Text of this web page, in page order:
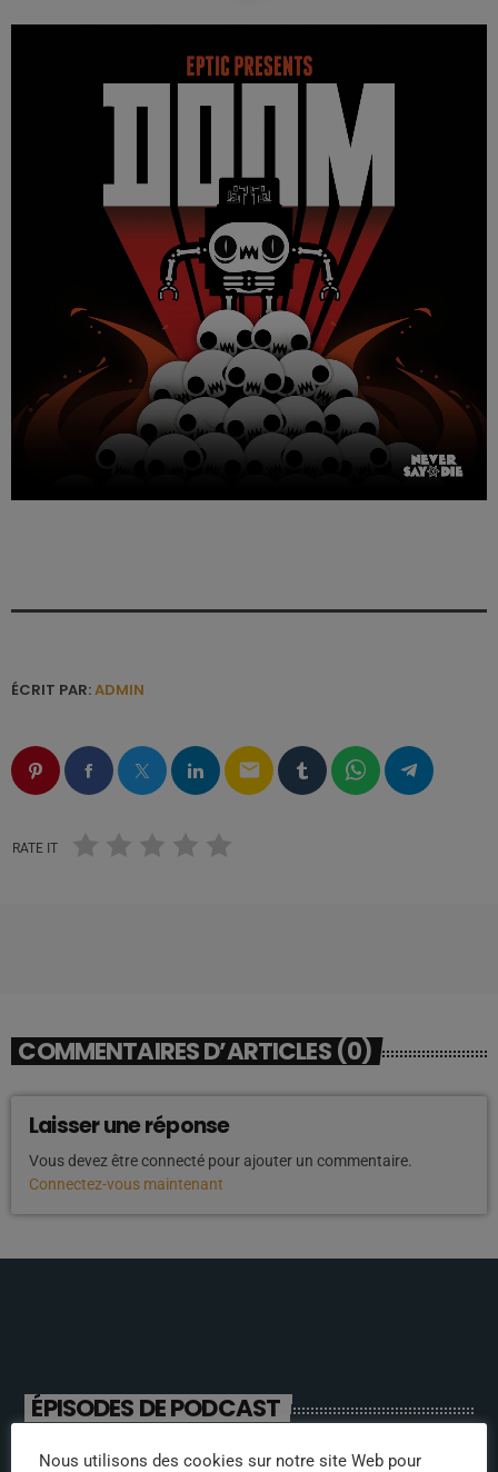
ÉCRIT PAR:ADMIN
email
RATE IT
COMMENTAIRES D’ARTICLES (0)
Laisser une réponse
Vous devez être connecté pour ajouter un commentaire.
Connectez-vous maintenant
ÉPISODES DE PODCAST
Nous utilisons des cookies sur notre site Web pour